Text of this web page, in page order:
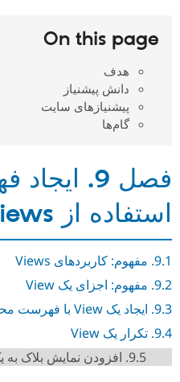
Support Drupal
Get Started
On this page
هدف
دانش پیشنیاز
پیشنیازهای سایت
گام‌ها
فصل 9.
استفاده از Views
9.1. مفهوم: کاربردهای Views
9.2. مفهوم: اجزای یک View
9.3. ایجاد یک View با فهرست محتوایی
9.4. تکرار یک View
9.5. افزودن نمایش بلاک به یک View